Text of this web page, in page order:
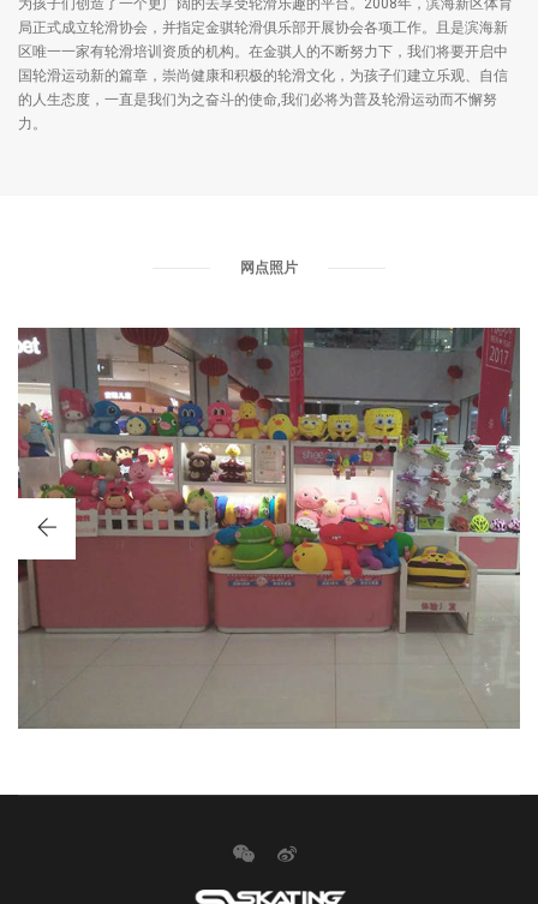
为孩子们创造了一个更广阔的去享受轮滑乐趣的平台。2008年，滨海新区体育
局正式成立轮滑协会，并指定金骐轮滑俱乐部开展协会各项工作。且是滨海新
区唯一一家有轮滑培训资质的机构。在金骐人的不断努力下，我们将要开启中
国轮滑运动新的篇章，崇尚健康和积极的轮滑文化，为孩子们建立乐观、自信
的人生态度，一直是我们为之奋斗的使命,我们必将为普及轮滑运动而不懈努
力。
网点照片